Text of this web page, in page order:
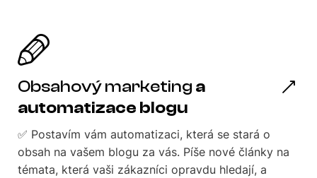
Obsahový marketing a
automatizace blogu
✅ Postavím vám automatizaci, která se stará o
obsah na vašem blogu za vás. Píše nové články na
témata, která vaši zákazníci opravdu hledají, a